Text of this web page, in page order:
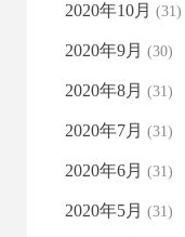
2020年10月 (31)
2020年9月 (30)
2020年8月 (31)
2020年7月 (31)
2020年6月 (31)
2020年5月 (31)